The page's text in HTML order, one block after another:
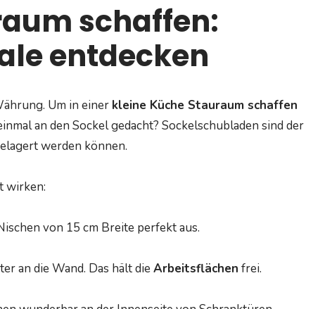
schaffen:
entdecken
Um in einer kleine Küche Stauraum schaffen
an den Sockel gedacht? Sockelschubladen sind der
werden können.
wirken:
von 15 cm Breite perfekt aus.
an die Wand. Das hält die Arbeitsflächen frei.